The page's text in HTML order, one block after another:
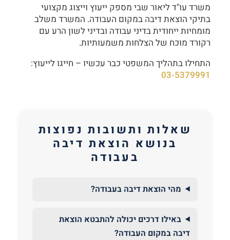
משרד עו"ד ליאור שבי מספק ייעוץ וייצוג מקצועי
בתיקי הוצאת דיבה במקום העבודה. המשרד משלב
מומחיות ייחודית בדיני עבודה ובדיני לשון הרע עם
רקורד מוכח של הצלחות משמעותיות.
התחילו בתהליך המשפטי כבר עכשיו – חייגו לייעוץ:
03-5379991
שאלות ותשובות נפוצות
בנושא הוצאת דיבה
בעבודה
מהי הוצאת דיבה בעבודה?
באילו דרכים יכולה להתבטא הוצאת
דיבה במקום העבודה?